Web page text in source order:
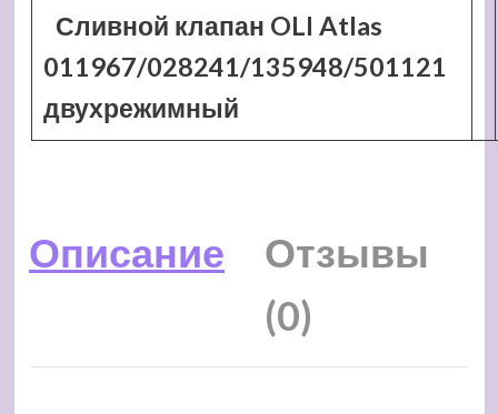
Сливной клапан OLI Atlas
011967/028241/135948/501121
двухрежимный
Описание
Отзывы
(0)